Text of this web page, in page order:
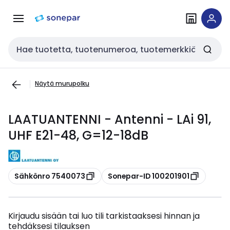
navigointiinsisältöön
Haku
Näytä murupolku
LAATUANTENNI - Antenni - LAi 91,
UHF E21-48, G=12-18dB
Kopioi
Sähkönro 7540073 Kopioi
Sonepar-ID 100201901
Kirjaudu sisään tai luo tili tarkistaaksesi hinnan ja
tehdäksesi tilauksen